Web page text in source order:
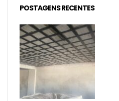
POSTAGENS RECENTES